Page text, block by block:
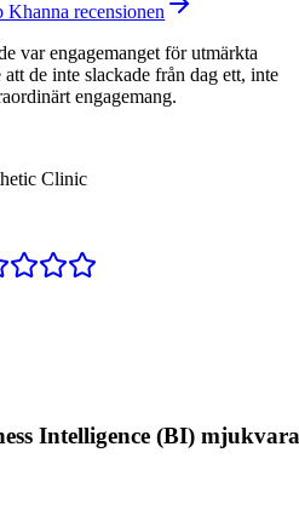
Khanna recensionen
var engagemanget för utmärkta
de inte slackade från dag ett, inte
engagemang.
Clinic
Intelligence (BI)